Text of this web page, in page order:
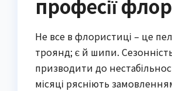
професії
Не все в флористиці – це
троянд; є й шипи.
призводити до
місяці рясніють